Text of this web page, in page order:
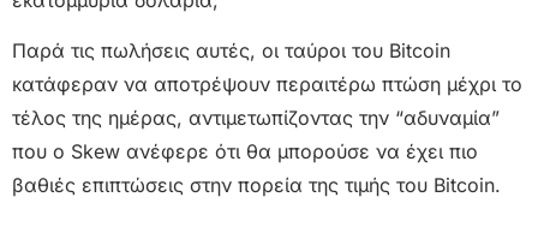
Παρά τις πωλήσεις αυτές, οι ταύροι του Bitcoin
κατάφεραν να αποτρέψουν περαιτέρω πτώση μέχρι το
τέλος της ημέρας, αντιμετωπίζοντας την “αδυναμία”
που ο Skew ανέφερε ότι θα μπορούσε να έχει πιο
βαθιές επιπτώσεις στην πορεία της τιμής του Bitcoin.